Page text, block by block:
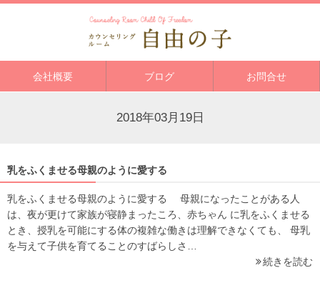
会社概要 ブログ お問合せ
2018年03月19日
乳をふくませる母親のように愛する
乳をふくませる母親のように愛する 母親になったことがある人
は、夜が更けて家族が寝静まったころ、赤ちゃん に乳をふくませる
とき、授乳を可能にする体の複雑な働きは理解できなくても、 母乳
を与えて子供を育てることのすばらしさ…
続きを読む